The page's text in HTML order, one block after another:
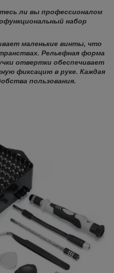
ли вы профессионалом
набор
маленькие винты, что
Рельефная форма
отвертки обеспечивает
фиксацию в руке. Каждая
пользования.